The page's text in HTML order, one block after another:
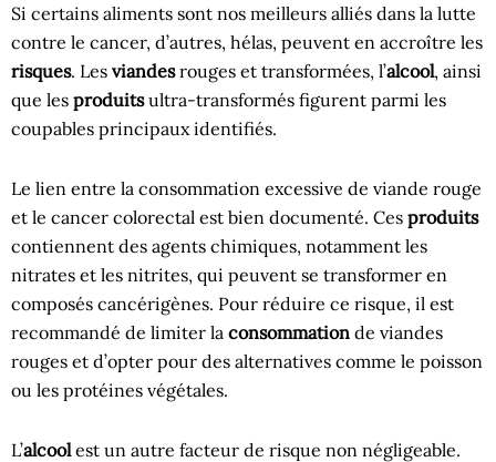
Si certains aliments sont nos meilleurs alliés dans la lutte
contre le cancer, d’autres, hélas, peuvent en accroître les
risques. Les viandesrouges et transformées, l’alcool, ainsi
que les produitsultra-transformés figurent parmi les
coupables principaux identifiés.
Le lien entre la consommation excessive de viande rouge
et le cancer colorectal est bien documenté. Ces produits
contiennent des agents chimiques, notamment les
nitrates et les nitrites, qui peuvent se transformer en
composés cancérigènes. Pour réduire ce risque, il est
recommandé de limiter la consommation de viandes
rouges et d’opter pour des alternatives comme le poisson
ou les protéines végétales.
L’alcoolest un autre facteur de risque non négligeable.